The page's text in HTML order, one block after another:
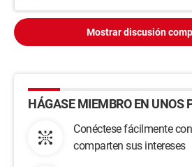
Mostrar discusión
HÁGASE MIEMBRO EN UNOS
Conéctese fácilmente
comparten sus intereses